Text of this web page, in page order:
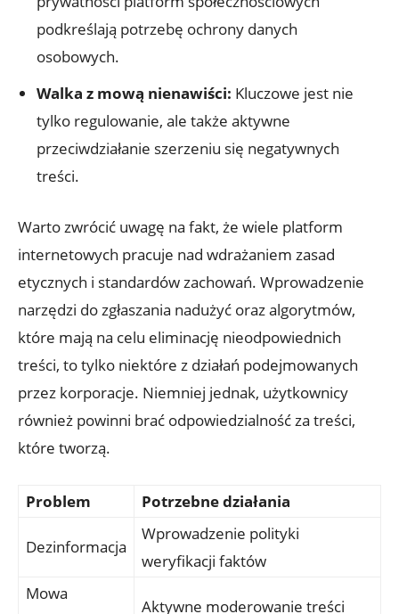
podkreślają potrzebę ochrony danych
osobowych.
Walka z mową nienawiści: Kluczowe jest nie
tylko regulowanie, ale także aktywne
przeciwdziałanie szerzeniu się negatywnych
treści.
Warto zwrócić uwagę na fakt, że wiele platform
internetowych pracuje nad wdrażaniem zasad
etycznych i standardów zachowań. Wprowadzenie
narzędzi do zgłaszania nadużyć oraz algorytmów,
które mają na celu eliminację nieodpowiednich
treści, to tylko niektóre z działań podejmowanych
przez korporacje. Niemniej jednak, użytkownicy
również powinni brać odpowiedzialność za treści,
które tworzą.
Problem Potrzebne działania
Dezinformacja
Wprowadzenie polityki
weryfikacji faktów
Mowa
Aktywne moderowanie treści